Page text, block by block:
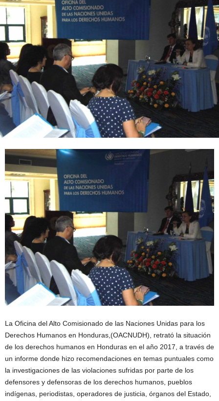
La Oficina del Alto Comisionado de las Naciones Unidas para los
Derechos Humanos en Honduras,(OACNUDH), retrató la situación
de los derechos humanos en Honduras en el año 2017, a través de
un informe donde hizo recomendaciones en temas puntuales como
la investigaciones de las violaciones sufridas por parte de los
defensores y defensoras de los derechos humanos, pueblos
indígenas, periodistas, operadores de justicia, órganos del Estado,